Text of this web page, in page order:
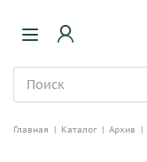
Главная | Каталог | Архив |